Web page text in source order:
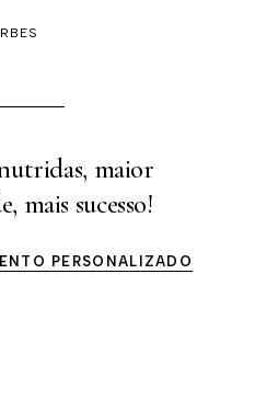
maior
mais sucesso!
PERSONALIZADO